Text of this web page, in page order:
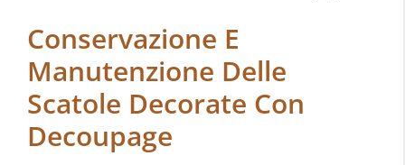
Conservazione E
Manutenzione Delle
Scatole Decorate Con
Decoupage